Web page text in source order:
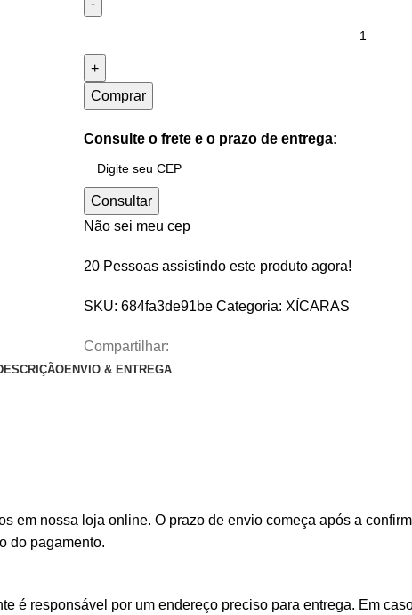
Comprar
Consulte o frete e o prazo de entrega:
Consultar
Não sei meu cep
20 Pessoas assistindo este produto agora!
SKU: 684fa3de91be Categoria: XÍCARAS
Compartilhar:
ENVIO & ENTREGA
em nossa loja online. O prazo de envio começa após a
do pagamento.
é responsável por um endereço preciso para entrega. Em